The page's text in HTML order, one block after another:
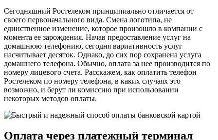
Сегодняшний Ростелеком принципиально отличается от
своего первоначального вида. Смена логотипа, не
единственное изменение, которое произошло в компании с
момента ее зарождения. Начав предоставление услуг на
домашнюю телефонию, сегодня вариативность услуг
насчитывает десяток. Однако, до сих пор сохранена услуга
домашнего телефона. Обычно, оплата за нее производится по
номеру лицевого счета. Расскажем, как оплатить телефон
Ростелеком по номеру телефона, в каких случаях это
возможно, и берут ли комиссию при использовании
некоторых методов оплаты.
Оплата через платежный терминал